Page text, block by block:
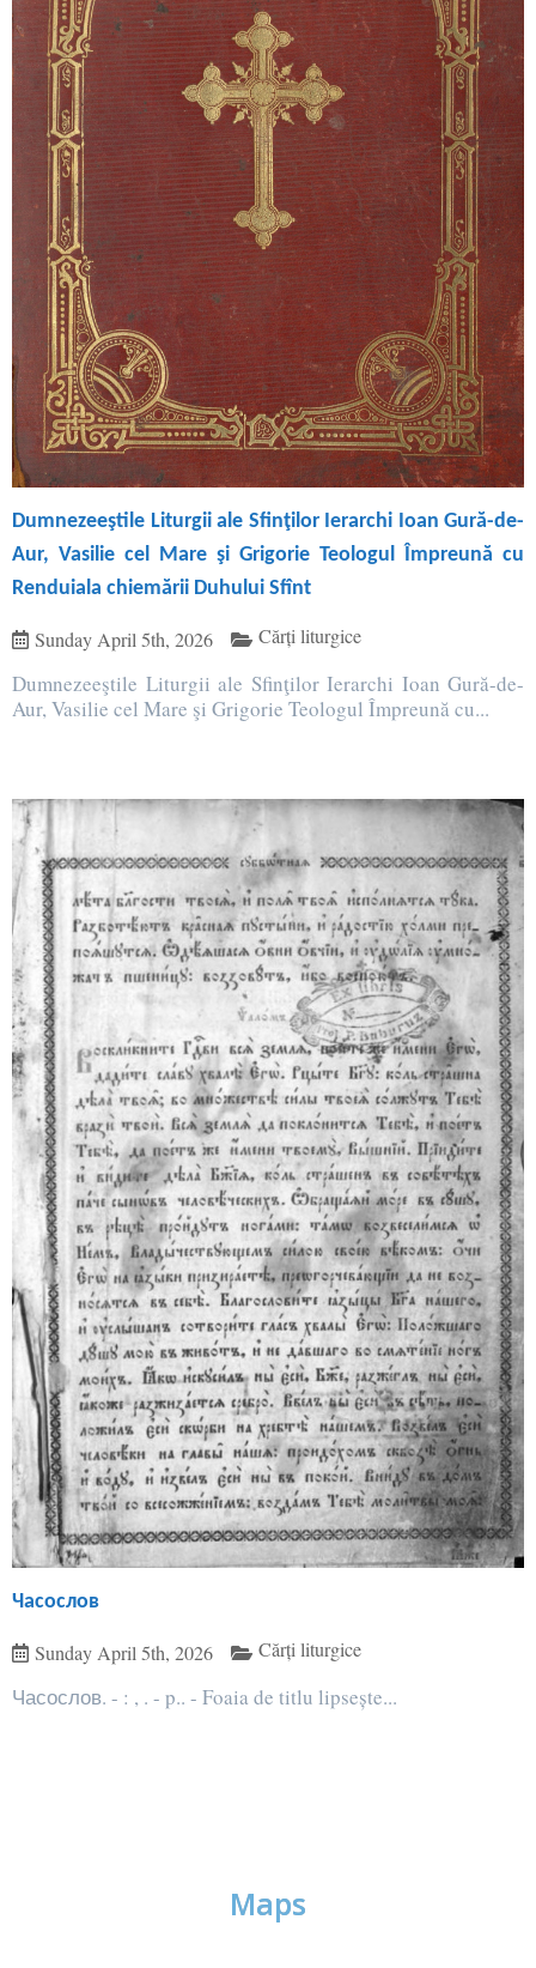
Dumnezeeştile Liturgii ale Sfinţilor Ierarchi Ioan Gură-de-
Aur, Vasilie cel Mare şi Grigorie Teologul Împreună cu
Renduiala chiemării Duhului Sfînt
Sunday April 5th, 2026 Cărți liturgice
Dumnezeeştile Liturgii ale Sfinţilor Ierarchi Ioan Gură-de-
Aur, Vasilie cel Mare şi Grigorie Teologul Împreună cu...
Часослов
Sunday April 5th, 2026 Cărți liturgice
Часослов. - : , . - p.. - Foaia de titlu lipsește...
Maps